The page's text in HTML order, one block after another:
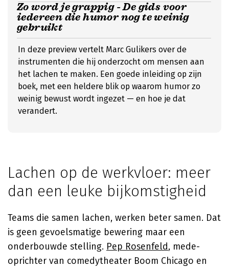
Zo word je grappig - De gids voor
iedereen die humor nog te weinig
gebruikt
In deze preview vertelt Marc Gulikers over de
instrumenten die hij onderzocht om mensen aan
het lachen te maken. Een goede inleiding op zijn
boek, met een heldere blik op waarom humor zo
weinig bewust wordt ingezet — en hoe je dat
verandert.
Lachen op de werkvloer: meer
dan een leuke bijkomstigheid
Teams die samen lachen, werken beter samen. Dat
is geen gevoelsmatige bewering maar een
onderbouwde stelling. Pep Rosenfeld, mede-
oprichter van comedytheater Boom Chicago en